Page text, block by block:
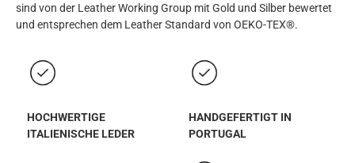
sind von der Leather Working Group mit Gold und Silber bewertet
und entsprechen dem Leather Standard von OEKO-TEX®.
HOCHWERTIGE
ITALIENISCHE LEDER
HANDGEFERTIGT IN
PORTUGAL